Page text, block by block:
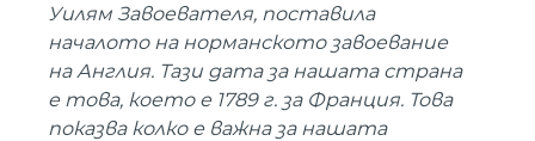
Уилям Завоевателя, поставила
началото на норманското завоевание
на Англия. Тази дата за нашата страна
е това, което е 1789 г. за Франция. Това
показва колко е важна за нашата